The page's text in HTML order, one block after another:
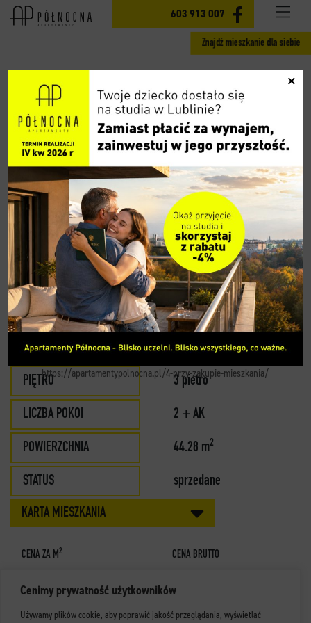
Cenimy prywatność użytkowników
Używamy plików cookie, aby poprawić jakość przeglądania, wyświetlać
603 913 007
Znajdź mieszkanie dla siebie
INWESTYCJA
GOTOWE MIESZKANIA ETAP I
CENY
LOKALIZACJA
AKTUALNOŚCI
GALERIA
WIDOK 360
KONTAKT
MIESZKANIE 39
BUDYNEK B
PIĘTRO 3 pietro
LICZBA POKOI 2 + AK
POWIERZCHNIA 44.28 m2
STATUS sprzedane
KARTA MIESZKANIA
CENA ZA M2 CENA BRUTTO
https://apartamentypolnocna.pl/4-przy-zakupie-mieszkania/
×